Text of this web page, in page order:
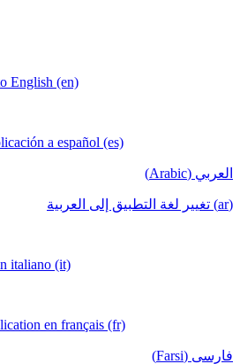
English (en)
a español (es)
العربي (Arabic)
(ar) تغيير لغة التطبيق إلى العربية
italiano (it)
en français (fr)
فارسی (Farsi)